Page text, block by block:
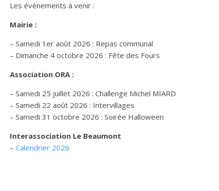
Les évènements à venir :
Mairie :
– Samedi 1er août 2026 : Repas communal
– Dimanche 4 octobre 2026 : Fête des Fours
Association ORA :
– Samedi 25 juillet 2026 : Challenge Michel MIARD
– Samedi 22 août 2026 : Intervillages
– Samedi 31 octobre 2026 : Soirée Halloween
Interassociation Le Beaumont
– Calendrier 2026